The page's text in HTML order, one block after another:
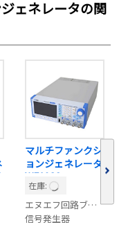
ェネレータの関
マルチファンクシ
ョンジェネレータ
WF1982
在庫:
エヌエフ回路ブロック
信号発生器